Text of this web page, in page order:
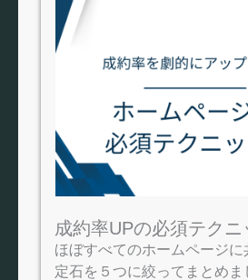
成約率UPの必須テクニ
ほぼすべてのホームページ
定石を５つに絞ってまとめ